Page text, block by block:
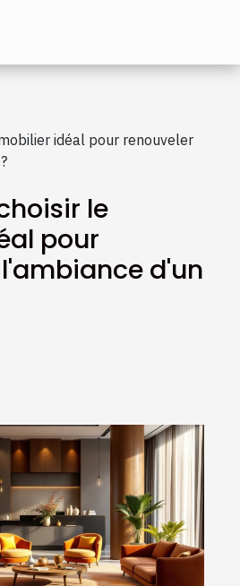
idéal pour renouveler
le
pour
d'un